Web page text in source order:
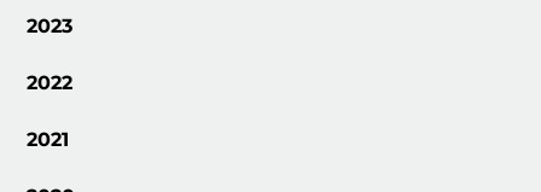
2023
2022
2021